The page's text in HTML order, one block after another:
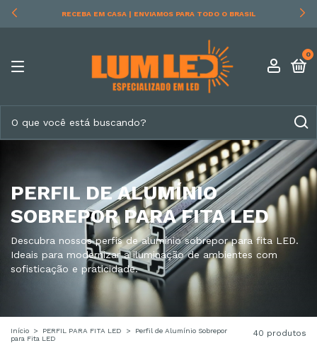
RECEBA EM CASA | ENVIAMOS PARA TODO O BRASIL
0
PERFIL DE ALUMÍNIO
SOBREPOR PARA FITA LED
Descubra nossos perfis de alumínio sobrepor para fita LED.
Ideais para modernizar a iluminação de ambientes com
sofisticação e praticidade.
Início > PERFIL PARA FITA LED >
Perfil de Alumínio Sobrepor
para Fita LED
40 produtos